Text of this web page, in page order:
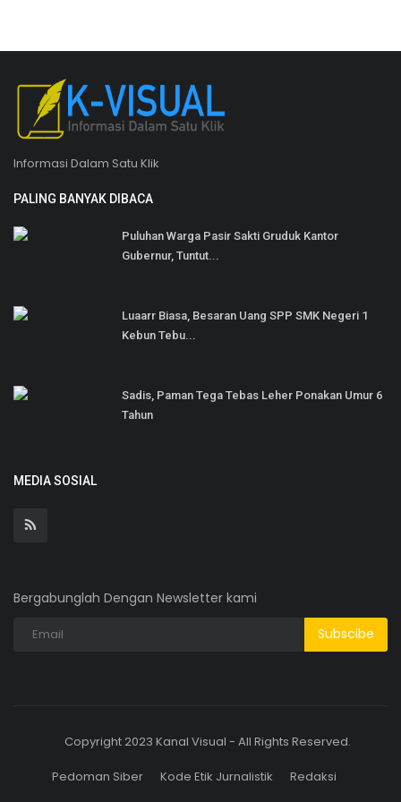
Informasi Dalam Satu Klik
PALING BANYAK DIBACA
Puluhan Warga Pasir Sakti Gruduk Kantor
Gubernur, Tuntut...
Luaarr Biasa, Besaran Uang SPP SMK Negeri 1
Kebun Tebu...
Sadis, Paman Tega Tebas Leher Ponakan Umur 6
Tahun
MEDIA SOSIAL
Bergabunglah Dengan Newsletter kami
Subscibe
Copyright 2023 Kanal Visual - All Rights Reserved.
Pedoman Siber Kode Etik Jurnalistik Redaksi